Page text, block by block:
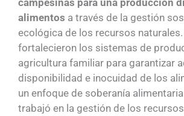
alimentos a través de la gestión
ecológica de los recursos
fortalecieron los sistemas de
agricultura familiar para garantizar
disponibilidad e inocuidad de los
un enfoque de soberanía
trabajó en la gestión de los